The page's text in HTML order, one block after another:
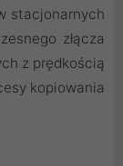
stacjonarnych
złącza
z prędkością
kopiowania